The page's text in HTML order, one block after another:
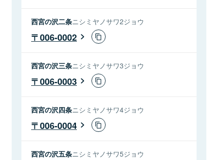
西宮の沢二条ニシミヤノサワ2ジョウ
006-0002
西宮の沢三条ニシミヤノサワ3ジョウ
006-0003
西宮の沢四条ニシミヤノサワ4ジョウ
006-0004
西宮の沢五条ニシミヤノサワ5ジョウ